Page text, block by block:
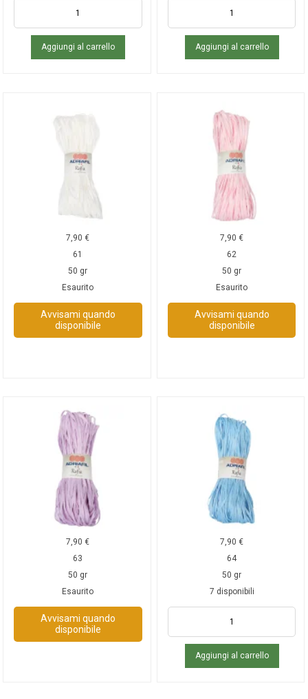
Aggiungi al carrello Aggiungi al carrello
7,90€
61
50 gr
Esaurito
Avvisami quando
disponibile
7,90€
62
50 gr
Esaurito
Avvisami quando
disponibile
7,90€
63
50 gr
Esaurito
Avvisami quando
disponibile
7,90€
64
50 gr
7 disponibili
Aggiungi al carrello